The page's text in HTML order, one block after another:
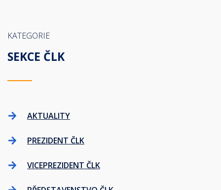
KATEGORIE
SEKCE ČLK
AKTUALITY
PREZIDENT ČLK
VICEPREZIDENT ČLK